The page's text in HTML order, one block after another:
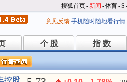
搜狐首页-新闻 -体育-S
意见反馈 手机随时随地看行情
个 股
个 股 指 数
指 数
控股